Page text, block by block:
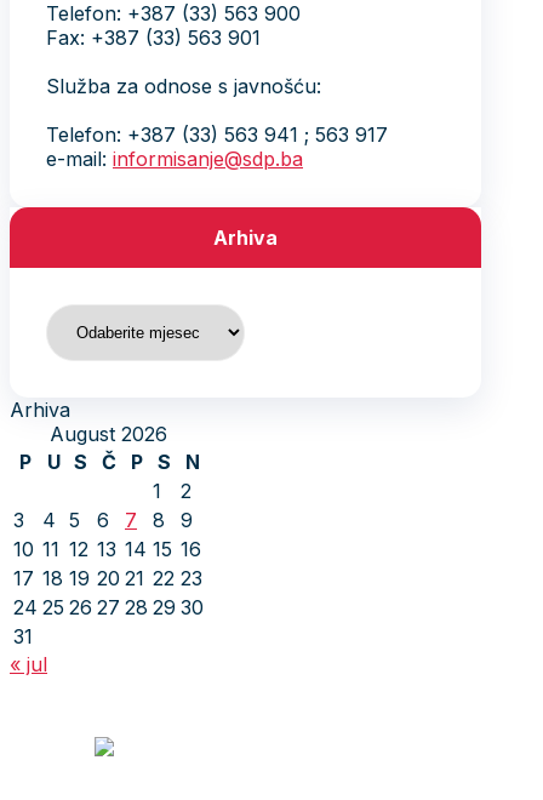
Telefon: +387 (33) 563 900
Fax: +387 (33) 563 901
Služba za odnose s javnošću:
Telefon: +387 (33) 563 941 ; 563 917
e-mail: informisanje@sdp.ba
Arhiva
Arhiva
Arhiva
August 2026
P
U S Č P S
N
1
2
3
4 5 6 7 8
9
10 11 12 13 14 15 16
17 18 19 20 21 22 23
24 25 26 27 28 29 30
31
« jul